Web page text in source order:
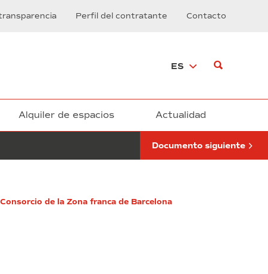
Perfil del contratante Contacto
ES
Alquiler de espacios Actualidad
de
impresión
y
impresoras
3D”
Documento siguiente
de la Zona franca de Barcelona